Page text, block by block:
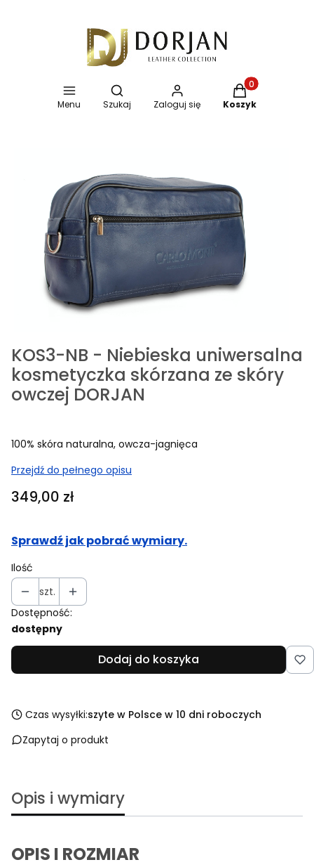
Menu
Otwórz wyszukiwarkę
Szukaj Zaloguj się
Produkty w
Koszyk
KOS3-NB - Niebieska uniwersalna
kosmetyczka skórzana ze skóry
owczej DORJAN
100% skóra naturalna, owcza-jagnięca
Przejdź do pełnego opisu
Cena
349,00 zł
Sprawdź jak pobrać wymiary.
Ilość
szt.
Dostępność:
dostępny
Dodaj do koszyka
Czas wysyłki:szyte w Polsce w 10 dni roboczych
Zapytaj o produkt
Opis i wymiary
OPIS I ROZMIAR